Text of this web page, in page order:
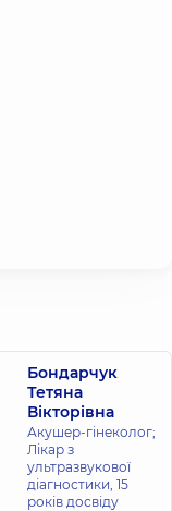
Бондарчук
Тетяна
Вікторівна
Акушер-гінеколог;
Лікар з
ультразвукової
діагностики, 15
років досвіду